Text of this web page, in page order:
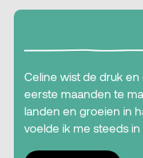
Celine wist de druk
eerste maanden te
landen en groeien in
voelde ik me steeds in